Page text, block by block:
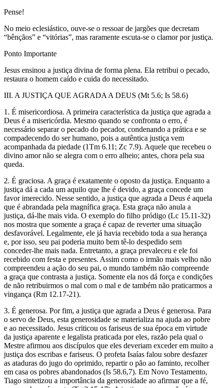
Pense!
No meio eclesiástico, ouve-se o ressoar de jargões que decretam
“bênçãos” e “vitórias”, mas raramente escuta-se o clamor por justiça.
Ponto Importante
Jesus ensinou a justiça divina de forma plena. Ela retribui o pecado,
restaura o homem caído e cuida do necessitado.
III. A JUSTIÇA QUE AGRADA A DEUS (Mt 5.6; Is 58.6)
1. É misericordiosa. A primeira característica da justiça que agrada a
Deus é a misericórdia. Mesmo quando se confronta o erro, é
necessário separar o pecado do pecador, condenando a prática e se
compadecendo do ser humano, pois a autêntica justiça vem
acompanhada da piedade (1Tm 6.11; Zc 7.9). Aquele que recebeu o
divino amor não se alegra com o erro alheio; antes, chora pela sua
queda.
2. É graciosa. A graça é exatamente o oposto da justiça. Enquanto a
justiça dá a cada um aquilo que lhe é devido, a graça concede um
favor imerecido. Nesse sentido, a justiça que agrada a Deus é aquela
que é abrandada pela magnífica graça. Esta graça não anula a
justiça, dá-lhe mais vida. O exemplo do filho pródigo (Lc 15.11-32)
nos mostra que somente a graça é capaz de reverter uma situação
desfavorável. Legalmente, ele já havia recebido toda a sua herança
e, por isso, seu pai poderia muito bem tê-lo despedido sem
conceder-lhe mais nada. Entretanto, a graça prevaleceu e ele foi
recebido com festa e presentes. Assim como o irmão mais velho não
compreendeu a ação do seu pai, o mundo também não compreende
a graça que contrasta a justiça. Somente ela nos dá força e condições
de não retribuirmos o mal com o mal e de também não praticarmos a
vingança (Rm 12.17-21).
3. É generosa. Por fim, a justiça que agrada a Deus é generosa. Para
o servo de Deus, esta generosidade se materializa na ajuda ao pobre
e ao necessitado. Jesus criticou os fariseus de sua época em virtude
da justiça aparente e legalista praticada por eles, razão pela qual o
Mestre afirmou aos discípulos que eles deveriam exceder em muito a
justiça dos escribas e fariseus. O profeta Isaías falou sobre desfazer
as ataduras do jugo do oprimido, repartir o pão ao faminto, recolher
em casa os pobres abandonados (Is 58.6,7). Em Novo Testamento,
Tiago sintetizou a importância da generosidade ao afirmar que a fé,